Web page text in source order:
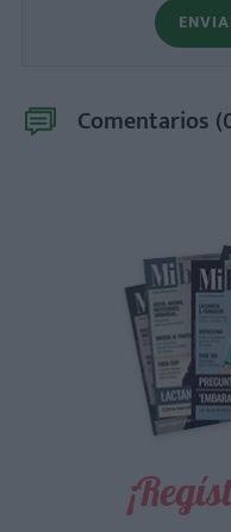
Comentarios (